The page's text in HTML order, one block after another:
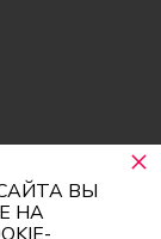
ВЫ
НА
×